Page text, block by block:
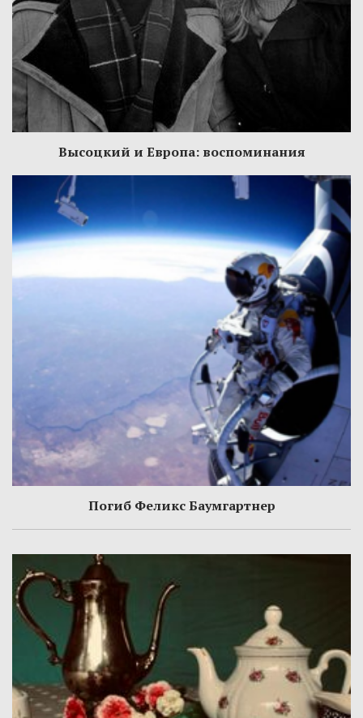
Высоцкий и Европа: воспоминания
Погиб Феликс Баумгартнер